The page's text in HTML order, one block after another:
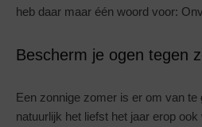
heb daar maar één woord voor:
Bescherm je ogen tegen
Een zonnige zomer is er om van te
natuurlijk het liefst het jaar erop